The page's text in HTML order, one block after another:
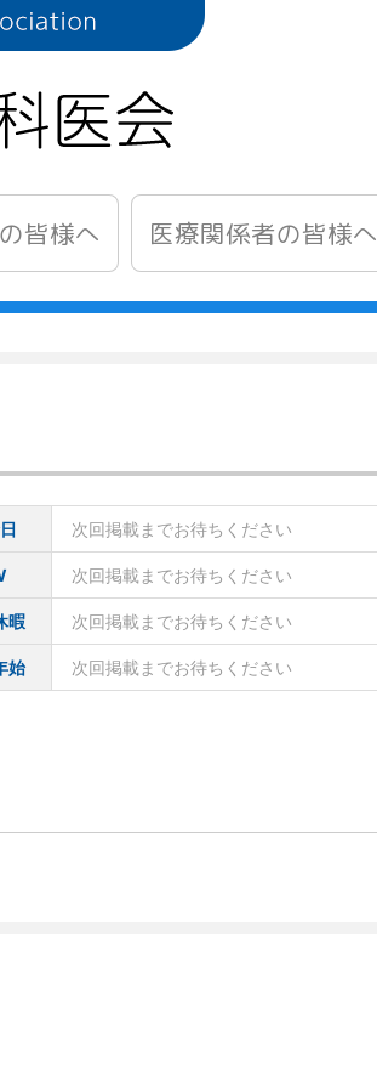
皆様へ 医療関係者の皆様へ
次回掲載までお待ちください
次回掲載までお待ちください
暇 次回掲載までお待ちください
始 次回掲載までお待ちください